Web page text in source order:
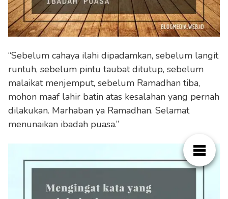
“Sebelum cahaya ilahi dipadamkan, sebelum langit
runtuh, sebelum pintu taubat ditutup, sebelum
malaikat menjemput, sebelum Ramadhan tiba,
mohon maaf lahir batin atas kesalahan yang pernah
dilakukan. Marhaban ya Ramadhan. Selamat
menunaikan ibadah puasa.”